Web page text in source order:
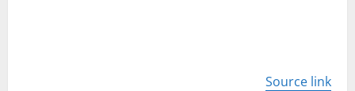
Source link